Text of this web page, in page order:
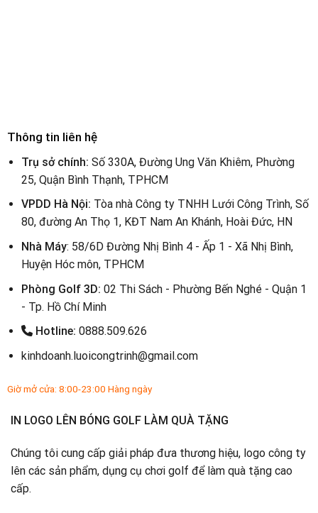
Thông tin liên hệ
Trụ sở chính: Số 330A, Đường Ung Văn Khiêm, Phường
25, Quận Bình Thạnh, TPHCM
VPDD Hà Nội: Tòa nhà Công ty TNHH Lưới Công Trình, Số
80, đường An Thọ 1, KĐT Nam An Khánh, Hoài Đức, HN
Nhà Máy: 58/6D Đường Nhị Bình 4 - Ấp 1 - Xã Nhị Bình,
Huyện Hóc môn, TPHCM
Phòng Golf 3D:02 Thi Sách - Phường Bến Nghé - Quận 1
- Tp. Hồ Chí Minh
Hotline: 0888.509.626
kinhdoanh.luoicongtrinh@gmail.com
Giờ mở cửa: 8:00-23:00 Hàng ngày
IN LOGO LÊN BÓNG GOLF LÀM QUÀ TẶNG
Chúng tôi cung cấp giải pháp đưa thương hiệu, logo công ty
lên các sản phẩm, dụng cụ chơi golf để làm quà tặng cao
cấp.